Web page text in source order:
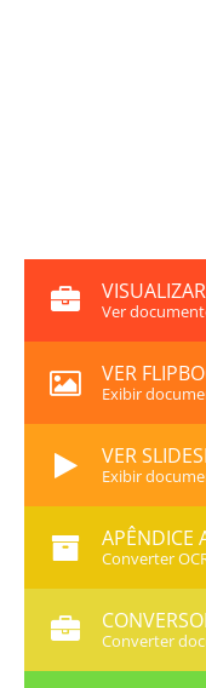
Ver
VER
Exibir
VER
Exibir
APÊNDICE
Converter
Converter